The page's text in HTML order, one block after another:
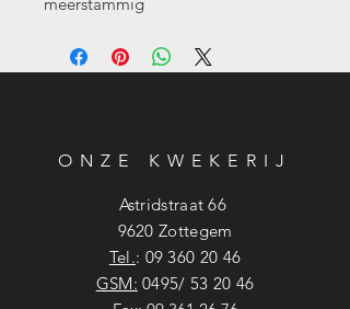
meerstammig
ONZE KWEKERIJ
Astridstraat 66
9620 Zottegem
Tel.: 09 360 20 46
GSM: 0495/ 53 20 46